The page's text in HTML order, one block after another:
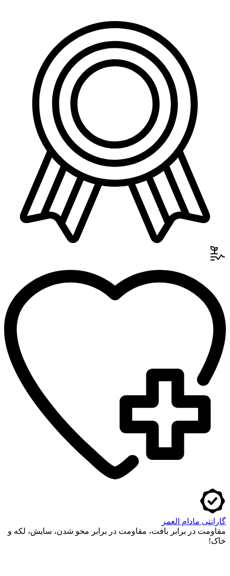
گارانتی مادام العمر
مقاومت در برابر بافت، مقاومت در برابر محو شدن، سایش، لکه و
خاک!